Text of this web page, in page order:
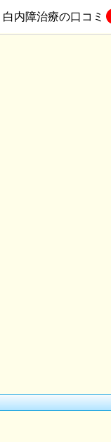
白内障治療の口コミ